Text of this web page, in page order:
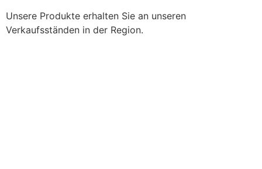
Unsere Produkte erhalten Sie an unseren
Verkaufsständen in der Region.